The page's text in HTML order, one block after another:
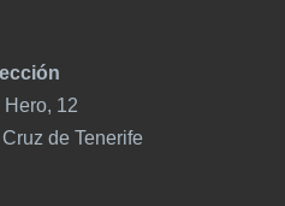
12
de Tenerife